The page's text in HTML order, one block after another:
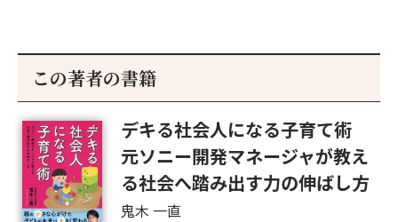
この著者の書籍
デキる社会人になる子育て術
元ソニー開発マネージャが教え
る社会へ踏み出す力の伸ばし方
鬼木 一直